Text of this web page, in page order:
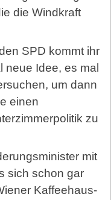
die Windkraft
SPD kommt ihr
neue Idee, es mal
um dann
einen
zu
mit
sich schon gar
Kaffeehaus-